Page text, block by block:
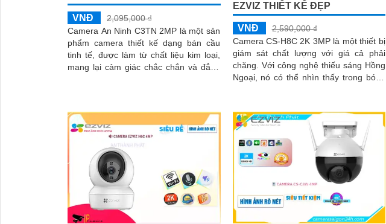
VNĐ
2,095,000 ₫
Camera An Ninh C3TN 2MP là một sản
phẩm camera thiết kế dạng bán cầu
tinh tế, được làm từ chất liệu kim loại,
mang lại cảm giác chắc chắn và đẳng
EZVIZ THIẾT KẾ ĐẸP
VNĐ
2,590,000 ₫
Camera CS-H8C 2K 3MP là một thiết bị
giám sát chất lượng với giá cả phải
chăng. Với công nghệ thiếu sáng Hồng
Ngoại, nó có thể nhìn thấy trong bóng